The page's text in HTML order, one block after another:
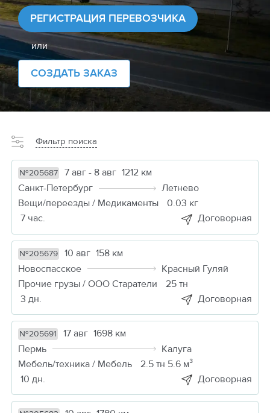
РЕГИСТРАЦИЯ ПЕРЕВОЗЧИКА
или
СОЗДАТЬ ЗАКАЗ
Фильтр поиска
№205687 7 авг - 8 авг 1212 км
Санкт-Петербург
Летнево
Вещи/переезды / Медикаменты
0.03 кг
7 час.
Договорная
№205679 10 авг 158 км
Новоспасское
Красный Гуляй
Прочие грузы / ООО Старатели
25 тн
3 дн.
Договорная
№205691 17 авг 1698 км
Пермь
Калуга
Мебель/техника / Мебель
2.5 тн 5.6 м³
10 дн.
Договорная